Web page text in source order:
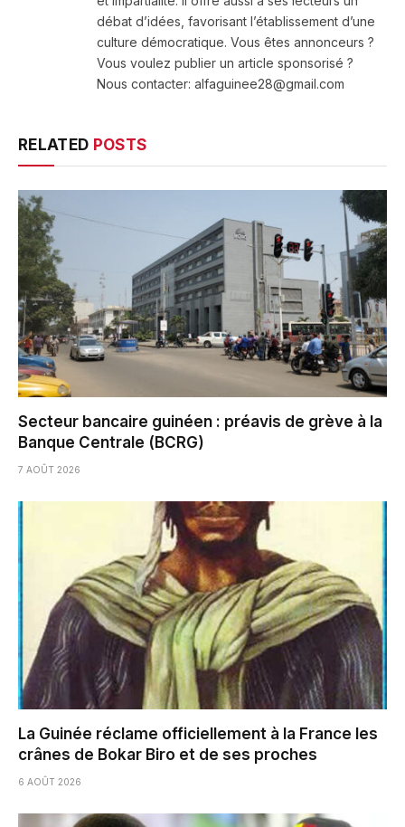
débat d’idées, favorisant l’établissement d’une
culture démocratique. Vous êtes annonceurs ?
Vous voulez publier un article sponsorisé ?
Nous contacter: alfaguinee28@gmail.com
RELATED POSTS
Secteur bancaire guinéen : préavis de grève à la
Banque Centrale (BCRG)
7 AOÛT 2026
La Guinée réclame officiellement à la France les
crânes de Bokar Biro et de ses proches
6 AOÛT 2026